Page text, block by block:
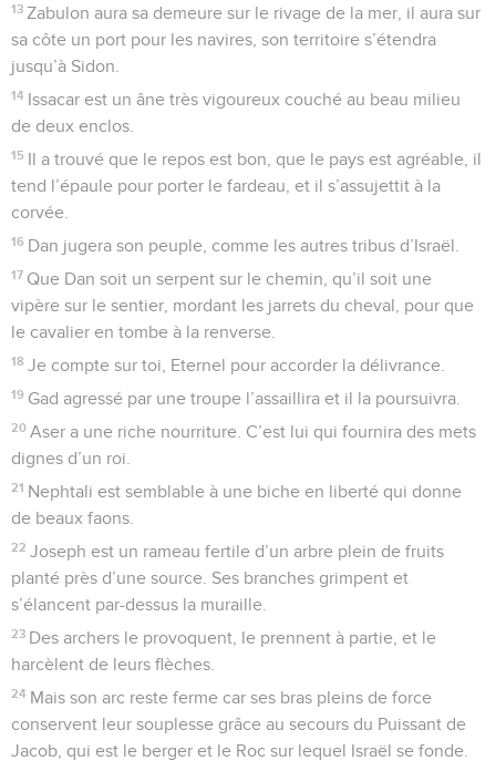
13 Zabulon aura sa demeure sur le rivage de la mer, il aura sur
sa côte un port pour les navires, son territoire s’étendra
jusqu’à Sidon.
14 Issacar est un âne très vigoureux couché au beau milieu
de deux enclos.
15 Il a trouvé que le repos est bon, que le pays est agréable, il
tend l’épaule pour porter le fardeau, et il s’assujettit à la
corvée.
16 Dan jugera son peuple, comme les autres tribus d’Israël.
17 Que Dan soit un serpent sur le chemin, qu’il soit une
vipère sur le sentier, mordant les jarrets du cheval, pour que
le cavalier en tombe à la renverse.
18 Je compte sur toi, Eternel pour accorder la délivrance.
19 Gad agressé par une troupe l’assaillira et il la poursuivra.
20 Aser a une riche nourriture. C’est lui qui fournira des mets
dignes d’un roi.
21 Nephtali est semblable à une biche en liberté qui donne
de beaux faons.
22 Joseph est un rameau fertile d’un arbre plein de fruits
planté près d’une source. Ses branches grimpent et
s’élancent par-dessus la muraille.
23 Des archers le provoquent, le prennent à partie, et le
harcèlent de leurs flèches.
24 Mais son arc reste ferme car ses bras pleins de force
conservent leur souplesse grâce au secours du Puissant de
Jacob, qui est le berger et le Roc sur lequel Israël se fonde.